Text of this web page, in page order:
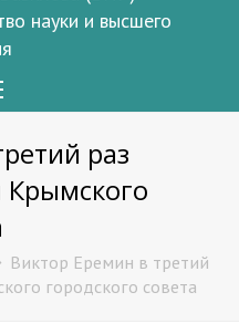
науки и высшего
Menu
раз
Крымского
Виктор Еремин в третий
городского совета